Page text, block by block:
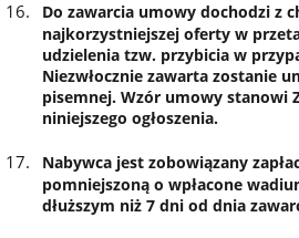
Do zawarcia umowy dochodzi z
najkorzystniejszej oferty w
udzielenia tzw. przybicia w
Niezwłocznie zawarta zostanie
pisemnej. Wzór umowy stanowi
niniejszego ogłoszenia.
Nabywca jest zobowiązany
pomniejszoną o wpłacone
dłuższym niż 7 dni od dnia